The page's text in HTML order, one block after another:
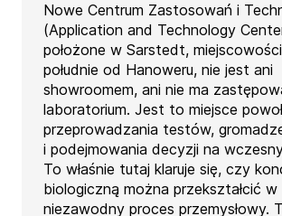
Nowe Centrum Zastosowań i
(Application and Technology
położone w Sarstedt,
południe od Hanoweru, nie jest ani
showroomem, ani nie ma
laboratorium. Jest to miejsce
przeprowadzania testów,
i podejmowania decyzji na
To właśnie tutaj klaruje się, czy
biologiczną można przekształcić w
niezawodny proces przemysłowy.